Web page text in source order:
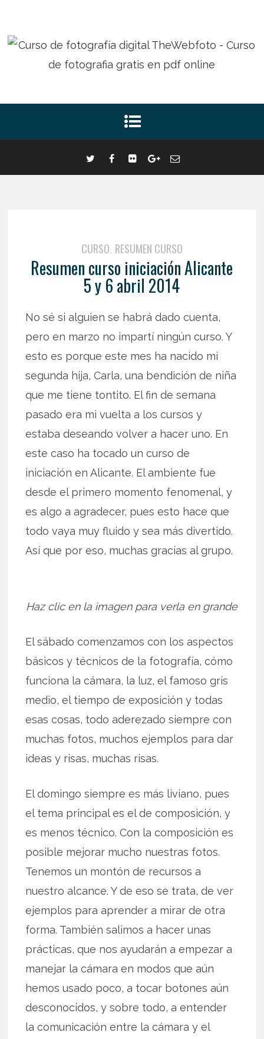
CURSO, RESUMEN CURSO
Resumen curso iniciación Alicante
5 y 6 abril 2014
No sé si alguien se habrá dado cuenta,
pero en marzo no impartí ningún curso. Y
esto es porque este mes ha nacido mi
segunda hija, Carla, una bendición de niña
que me tiene tontito. El fin de semana
pasado era mi vuelta a los cursos y
estaba deseando volver a hacer uno. En
este caso ha tocado un curso de
iniciación en Alicante. El ambiente fue
desde el primero momento fenomenal, y
es algo a agradecer, pues esto hace que
todo vaya muy fluido y sea más divertido.
Así que por eso, muchas gracias al grupo.
Haz clic en la imagen para verla en grande
El sábado comenzamos con los aspectos
básicos y técnicos de la fotografía, cómo
funciona la cámara, la luz, el famoso gris
medio, el tiempo de exposición y todas
esas cosas, todo aderezado siempre con
muchas fotos, muchos ejemplos para dar
ideas y risas, muchas risas.
El domingo siempre es más liviano, pues
el tema principal es el de composición, y
es menos técnico. Con la composición es
posible mejorar mucho nuestras fotos.
Tenemos un montón de recursos a
nuestro alcance. Y de eso se trata, de ver
ejemplos para aprender a mirar de otra
forma. También salimos a hacer unas
prácticas, que nos ayudarán a empezar a
manejar la cámara en modos que aún
hemos usado poco, a tocar botones aún
desconocidos, y sobre todo, a entender
la comunicación entre la cámara y el